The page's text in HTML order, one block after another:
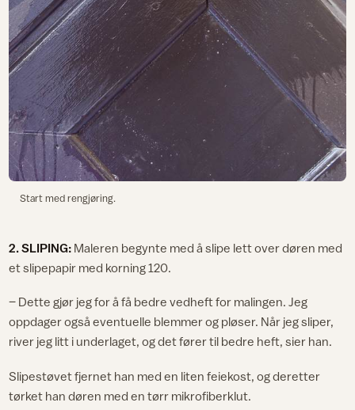
Start med rengjøring.
2. SLIPING: Maleren begynte med å slipe lett over døren med
et slipepapir med korning 120.
– Dette gjør jeg for å få bedre vedheft for malingen. Jeg
oppdager også eventuelle blemmer og pløser. Når jeg sliper,
river jeg litt i underlaget, og det fører til bedre heft, sier han.
Slipestøvet fjernet han med en liten feiekost, og deretter
tørket han døren med en tørr mikrofiberklut.